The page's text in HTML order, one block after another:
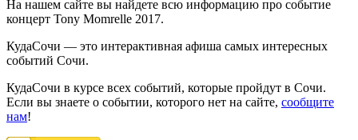
На нашем сайте вы найдете всю информацию про событие
концерт Tony Momrelle 2017.
КудаСочи — это интерактивная афиша самых интересных
событий Сочи.
КудаСочи в курсе всех событий, которые пройдут в Сочи.
Если вы знаете о событии, которого нет на сайте, сообщите
нам!